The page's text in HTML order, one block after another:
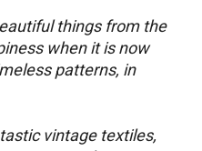
things from the
when it is now
patterns, in
vintage textiles,